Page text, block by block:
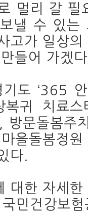
멀리 갈
낼 수 있는
고가 일상
들어 가겠
도 ‘365
귀 치료
방문돌봄주
을돌봄정
다.
대한 자세
국민건강보